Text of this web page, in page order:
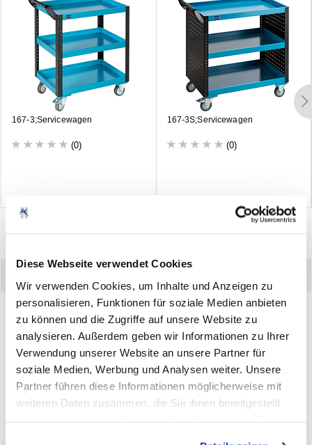
Diese Webseite verwendet Cookies
Wir verwenden Cookies, um Inhalte und Anzeigen zu
personalisieren, Funktionen für soziale Medien anbieten
zu können und die Zugriffe auf unsere Website zu
analysieren. Außerdem geben wir Informationen zu Ihrer
Verwendung unserer Website an unsere Partner für
soziale Medien, Werbung und Analysen weiter. Unsere
Partner führen diese Informationen möglicherweise mit
weiteren Daten zusammen, die Sie ihnen bereitgestellt
167-3;Servicewagen
(0)
167-3S;Servicewagen
(0)
Mit Rändelung
Oberfläche: TIN beschichtet
Made in Germany
Antrieb: 1/4 Zoll (6,3 mm) Vierkant hohl
Abtrieb: Innen TORX® Profil
Schlüsselweite: ∙ T20